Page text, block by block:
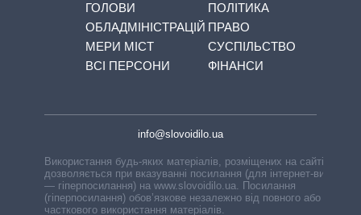
ГОЛОВИ
ОБЛАДМІНІСТРАЦІЙ
МЕРИ МІСТ
ВСІ ПЕРСОНИ
ПОЛІТИКА
ПРАВО
СУСПІЛЬСТВО
ФІНАНСИ
info@slovoidilo.ua
Використання будь-яких матеріалів, розміщених на сайті,
дозволяється при вказуванні посилання (для інтернет-видань
— гіперпосилання) на www.slovoidilo.ua. Посилання
(гіперпосилання) обов’язкове незалежно від повного або
часткового використання матеріалів.